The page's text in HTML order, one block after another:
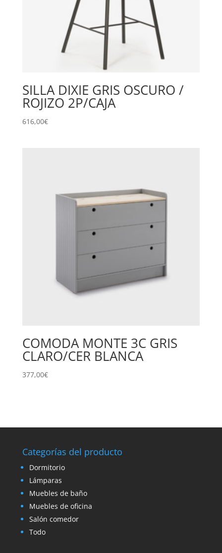
SILLA DIXIE GRIS OSCURO /
ROJIZO 2P/CAJA
616,00€
COMODA MONTE 3C GRIS
CLARO/CER BLANCA
377,00€
Categorías del producto
Dormitorio
Lámparas
Muebles de baño
Muebles de oficina
Salón comedor
Todo